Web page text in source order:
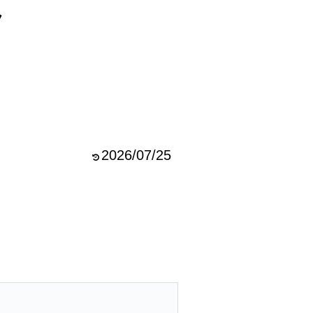
2026/07/25